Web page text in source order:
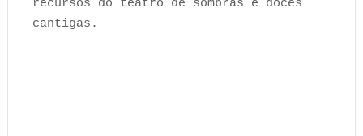
recursos do teatro de sombras e doces
cantigas.